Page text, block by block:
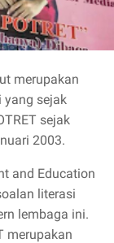
merupakan
yang sejak
sejak
2003.
and Education
literasi
lembaga ini.
merupakan